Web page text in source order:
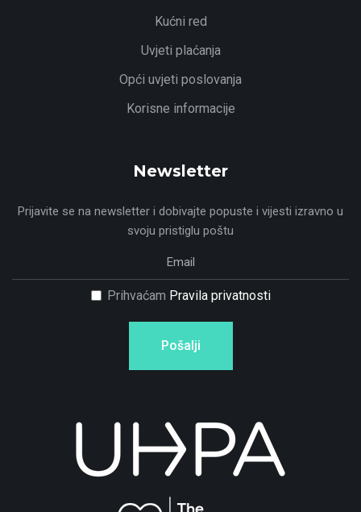
Kućni red
Uvjeti plaćanja
Opći uvjeti poslovanja
Korisne informacije
Newsletter
Prijavite se na newsletter i dobivajte popuste i vijesti izravno u
svoju pristiglu poštu
Prihvaćam Pravila privatnosti
Pošalji